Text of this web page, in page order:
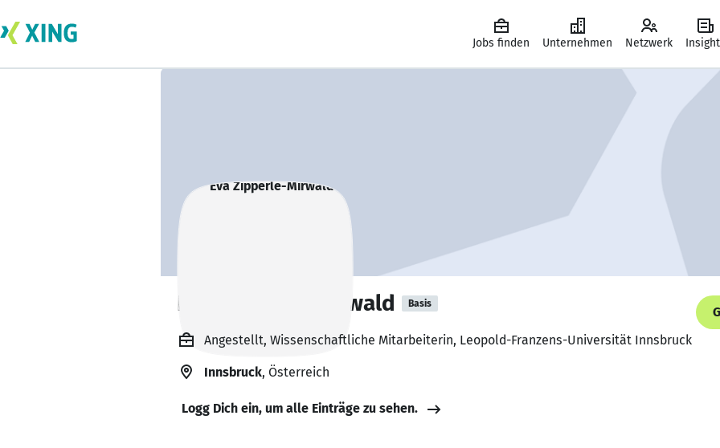
Jobs finden Unternehmen Netzwerk
Eva Zipperle-Mirwald Basis
Angestellt, Wissenschaftliche Mitarbeiterin, Leopold-Franzens-Universität Innsbruck
Innsbruck, Österreich
Logg Dich ein, um alle Einträge zu sehen.